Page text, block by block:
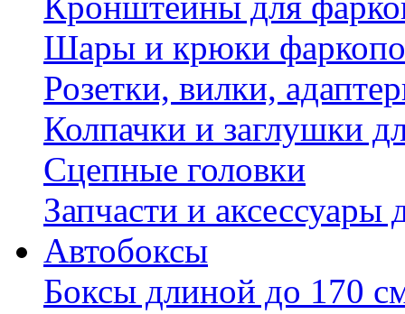
Шары и крюки
Розетки, вилки,
Колпачки и заглушки
Сцепные головки
Запчасти и аксессуары
Автобоксы
Боксы длиной до 170